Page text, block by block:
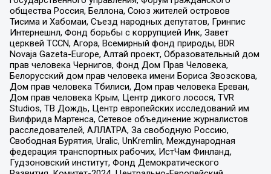
общества Россия, Беллона, Союз жителей островов
Тисима и Хабомаи, Съезд народных депутатов, Гринпис
Интернешнл, Фонд борьбы с коррупцией Инк, Завет
церквей TCCN, Агора, Всемирный фонд природы, BDR
Novaja Gazeta-Europe, Алтай проект, Образовательный дом
прав человека Чернигов, Фонд Дом Прав Человека,
Белорусский дом прав человека имени Бориса Звозскова,
Дом прав человека Тбилиси, Дом прав человека Ереван,
Дом прав человека Крым, Центр дикого лосося, TVR
Studios, ТВ Дождь, Центр европейских исследований им
Вилфрида Мартенса, Сетевое объединение журналистов
расследователей, АЛЛАТРА, За свободную Россию,
Свободная Бурятия, Uralic, UnKremlin, Международная
федерация транспортных рабочих, ИстЧам Финланд,
Гудзоновский институт, Фонд Демократического